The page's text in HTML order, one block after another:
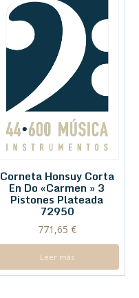
Corneta Honsuy Corta
En Do «Carmen » 3
Pistones Plateada
72950
771,65 €
Leer más